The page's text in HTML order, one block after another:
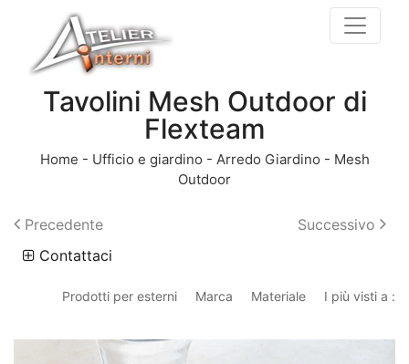
Tavolini Mesh Outdoor di
Flexteam
Home - Ufficio e giardino - Arredo Giardino - Mesh
Outdoor
Precedente
Successivo
Contattaci
Prodotti per esterni Marca Materiale I più visti a :